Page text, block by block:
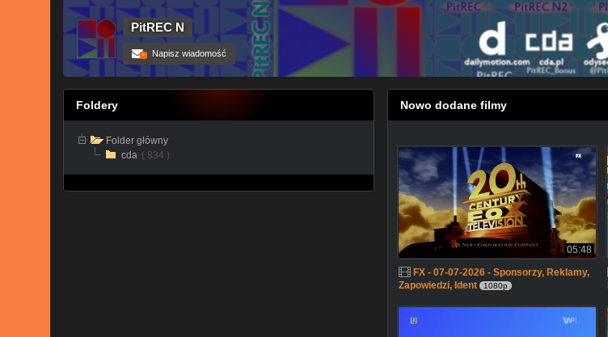
PitREC N
+ Napisz wiadomość
Foldery
Folder główny
cda ( 834 )
Nowo dodane filmy
05:48
FX - 07-07-2026 - Sponsorzy, Reklamy,
Zapowiedzi, Ident
1080p